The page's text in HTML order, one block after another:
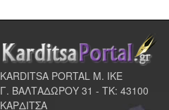
KARDITSA PORTAL Μ. ΙΚΕ
Γ. ΒΑΛΤΑΔΩΡΟΥ 31 - ΤΚ: 43100
ΚΑΡΔΙΤΣΑ